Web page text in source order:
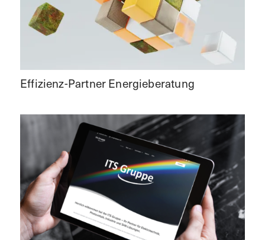
Effizienz-Partner Energieberatung